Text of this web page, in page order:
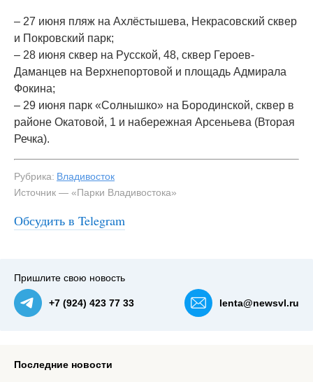
– 27 июня пляж на Ахлёстышева, Некрасовский сквер
и Покровский парк;
– 28 июня сквер на Русской, 48, сквер Героев-
Даманцев на Верхнепортовой и площадь Адмирала
Фокина;
– 29 июня парк «Солнышко» на Бородинской, сквер в
районе Окатовой, 1 и набережная Арсеньева (Вторая
Речка).
Рубрика: Владивосток
Источник — «Парки Владивостока»
Обсудить в Telegram
Пришлите свою новость
+7 (924) 423 77 33 lenta@newsvl.ru
Последние новости